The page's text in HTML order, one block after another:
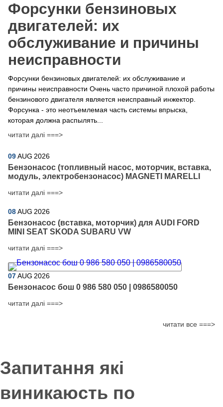
Форсунки бензиновых
двигателей: их
обслуживание и причины
неисправности
Форсунки бензиновых двигателей: их обслуживание и
причины неисправности Очень часто причиной плохой работы
бензинового двигателя является неисправный инжектор.
Форсунка - это неотъемлемая часть системы впрыска,
которая должна распылять...
читати далі ===>
09AUG 2026
Бензонасос (топливный насос, моторчик, вставка,
модуль, электробензонасос) MAGNETI MARELLI
читати далі ===>
08AUG 2026
Бензонасос (вставка, моторчик) для AUDI FORD
MINI SEAT SKODA SUBARU VW
читати далі ===>
07AUG 2026
Бензонасос бош 0 986 580 050 | 0986580050
читати далі ===>
читати все ===>
Запитання які
виникаюсть по